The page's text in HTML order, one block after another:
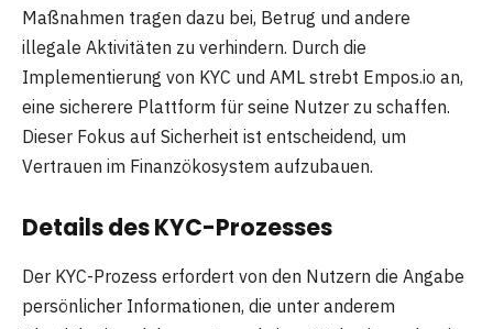
Maßnahmen tragen dazu bei, Betrug und andere
illegale Aktivitäten zu verhindern. Durch die
Implementierung von KYC und AML strebt Empos.io an,
eine sicherere Plattform für seine Nutzer zu schaffen.
Dieser Fokus auf Sicherheit ist entscheidend, um
Vertrauen im Finanzökosystem aufzubauen.
Details des KYC-Prozesses
Der KYC-Prozess erfordert von den Nutzern die Angabe
persönlicher Informationen, die unter anderem